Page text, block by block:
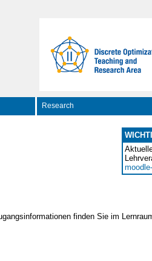
Research
finden Sie im